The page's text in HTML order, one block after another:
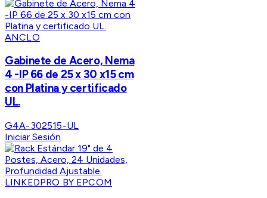
ANCLO
Gabinete de Acero, Nema
4 -IP 66 de 25 x 30 x15 cm
con Platina y certificado
UL.
G4A-302515-UL
Iniciar Sesión
LINKEDPRO BY EPCOM